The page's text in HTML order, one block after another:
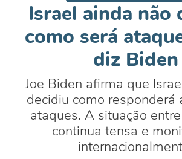
Israel ainda não
como será
diz Biden
Joe Biden afirma que
decidiu como responderá
ataques. A situação
continua tensa e